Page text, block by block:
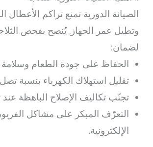
الصيانة الدورية تمنع تراكم الأعطال
لضمان:
الحفاظ على جودة الطعام وسلامة
تقليل استهلاك الكهرباء بنسبة تصل
تجنّب تكاليف الإصلاح الباهظة عند
التعرّف المبكر على مشاكل
الإلكترونية.